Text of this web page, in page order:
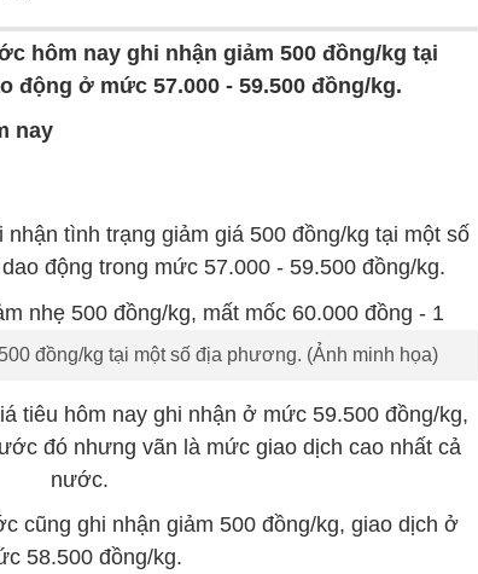
hôm nay ghi nhận giảm 500 đồng/kg tại
động ở mức 57.000 - 59.500 đồng/kg.
nay
tình trạng giảm giá 500 đồng/kg tại một số
động trong mức 57.000 - 59.500 đồng/kg.
đồng/kg tại một số địa phương. (Ảnh minh họa)
tiêu hôm nay ghi nhận ở mức 59.500 đồng/kg,
đó nhưng vãn là mức giao dịch cao nhất cả
nước.
cũng ghi nhận giảm 500 đồng/kg, giao dịch ở
58.500 đồng/kg.